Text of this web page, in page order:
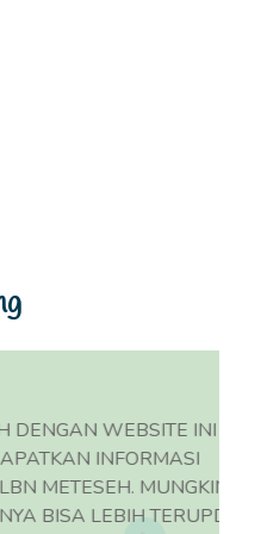
WEBSITE INI SAYA
MUNGKIN
TERUPDATE